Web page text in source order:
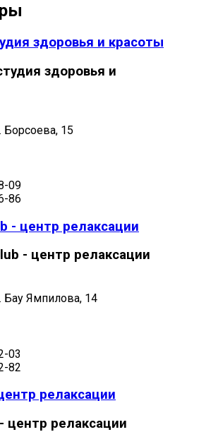
здоровья и красоты
Борсоева, 15
09
86
- центр релаксации
Бау Ямпилова, 14
03
82
релаксации